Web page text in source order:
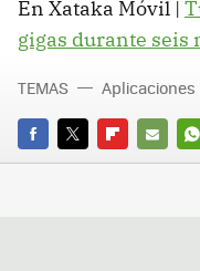
En Xataka Móvil |
gigas durante seis
FACEBOOK
TWITTERFLIPBOARD
E-
TEMAS Aplicaciones